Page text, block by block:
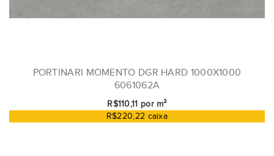
PORTINARI MOMENTO DGR HARD 1000X1000
6061062A
R$110,11 por m²
R$220,22 caixa